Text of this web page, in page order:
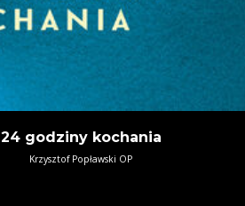
24 godziny kochania
Krzysztof Popławski OP